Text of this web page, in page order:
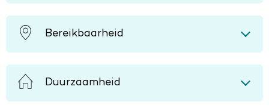
Bereikbaarheid
Duurzaamheid